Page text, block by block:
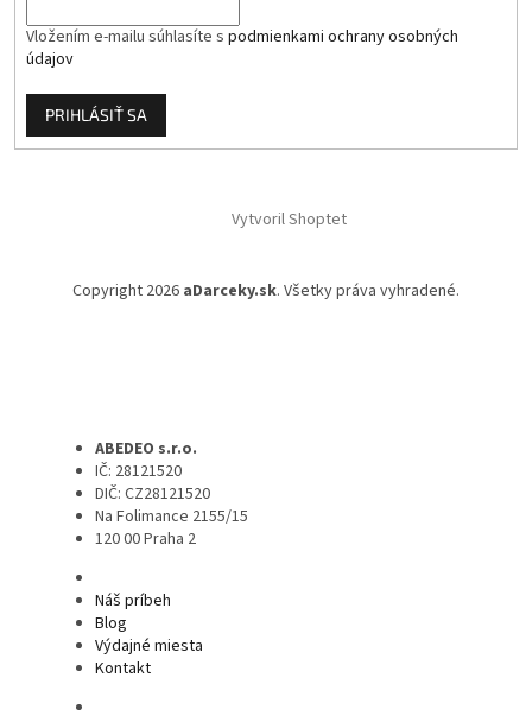
Vložením e-mailu súhlasíte s podmienkami ochrany osobných
údajov
PRIHLÁSIŤ SA
Vytvoril Shoptet
Copyright 2026 aDarceky.sk. Všetky práva vyhradené.
ABEDEO s.r.o.
IČ: 28121520
DIČ: CZ28121520
Na Folimance 2155/15
120 00 Praha 2
Náš príbeh
Blog
Výdajné miesta
Kontakt